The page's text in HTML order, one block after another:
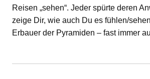
Reisen „sehen“. Jeder spürte deren
zeige Dir, wie auch Du es fühlen/
Erbauer der Pyramiden – fast immer